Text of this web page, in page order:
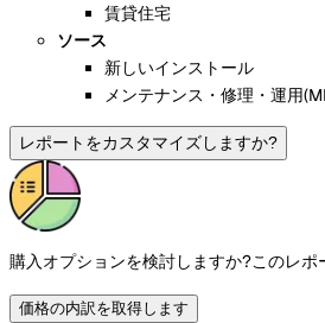
賃貸住宅
ソース
新しいインストール
メンテナンス・修理・運用
レポートをカスタマイズしますか?
購入オプションを検討しますか?このレポ
価格の内訳を取得します